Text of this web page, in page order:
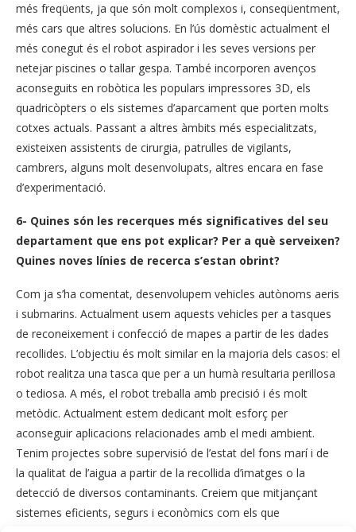
més freqüents, ja que són molt complexos i, conseqüentment,
més cars que altres solucions. En l’ús domèstic actualment el
més conegut és el robot aspirador i les seves versions per
netejar piscines o tallar gespa. També incorporen avenços
aconseguits en robòtica les populars impressores 3D, els
quadricòpters o els sistemes d’aparcament que porten molts
cotxes actuals. Passant a altres àmbits més especialitzats,
existeixen assistents de cirurgia, patrulles de vigilants,
cambrers, alguns molt desenvolupats, altres encara en fase
d’experimentació.
6- Quines són les recerques més significatives del seu
departament que ens pot explicar? Per a què serveixen?
Quines noves línies de recerca s’estan obrint?
Com ja s’ha comentat, desenvolupem vehicles autònoms aeris
i submarins. Actualment usem aquests vehicles per a tasques
de reconeixement i confecció de mapes a partir de les dades
recollides. L’objectiu és molt similar en la majoria dels casos: el
robot realitza una tasca que per a un humà resultaria perillosa
o tediosa. A més, el robot treballa amb precisió i és molt
metòdic. Actualment estem dedicant molt esforç per
aconseguir aplicacions relacionades amb el medi ambient.
Tenim projectes sobre supervisió de l’estat del fons marí i de
la qualitat de l’aigua a partir de la recollida d’imatges o la
detecció de diversos contaminants. Creiem que mitjançant
sistemes eficients, segurs i econòmics com els que